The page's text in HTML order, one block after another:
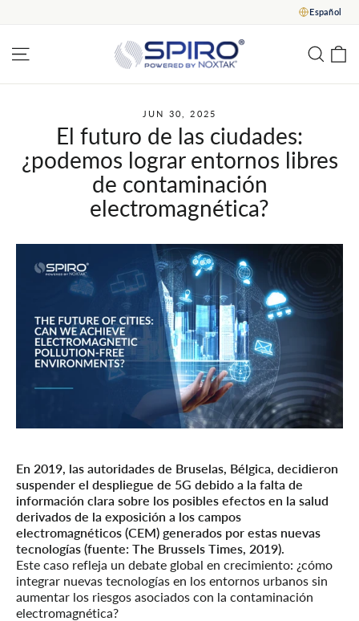
Español
Navegación del sitio
JUN 30, 2025
El futuro de las ciudades:
¿podemos lograr entornos libres
de contaminación
electromagnética?
En 2019, las autoridades de Bruselas, Bélgica, decidieron
suspender el despliegue de 5G debido a la falta de
información clara sobre los posibles efectos en la salud
derivados de la exposición a los campos
electromagnéticos (CEM) generados por estas nuevas
tecnologías (fuente: The Brussels Times, 2019).
Este caso refleja un debate global en crecimiento: ¿cómo
integrar nuevas tecnologías en los entornos urbanos sin
aumentar los riesgos asociados con la contaminación
electromagnética?